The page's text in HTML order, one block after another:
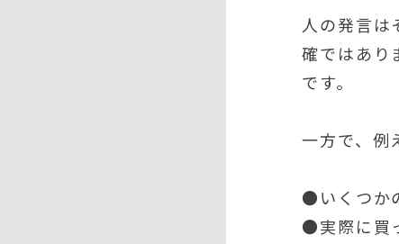
人の発言は
確ではあり
です。
一方で、例
●いくつか
●実際に買